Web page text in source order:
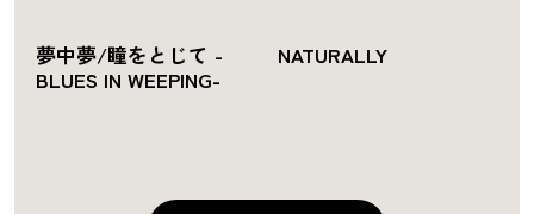
夢中夢/瞳をとじて -
BLUES IN WEEPING-
NATURALLY